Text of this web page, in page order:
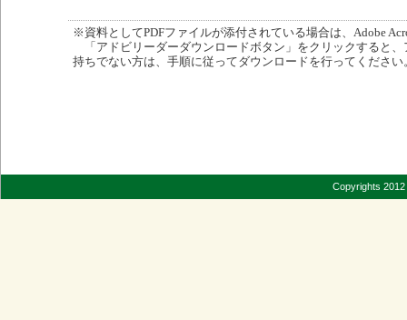
※資料としてPDFファイルが添付されている場合は、Adobe
「アドビリーダーダウンロードボタン」をクリックすると
持ちでない方は、手順に従ってダウンロードを行ってください
Copyrights